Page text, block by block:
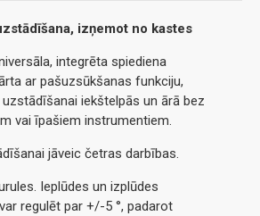
izņemot no kastes
integrēta spiediena
ar pašuzsūkšanas funkciju,
iekštelpās un ārā bez
vai īpašiem instrumentiem.
jāveic četras darbības.
Ieplūdes un izplūdes
regulēt par +/-5 °, padarot